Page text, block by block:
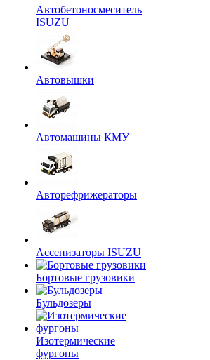
Автобетоносмеситель
ISUZU
Автовышки
Автомашины КМУ
Авторефрижераторы
Ассенизаторы ISUZU
Бортовые грузовики
Бульдозеры
Изотермические
фургоны